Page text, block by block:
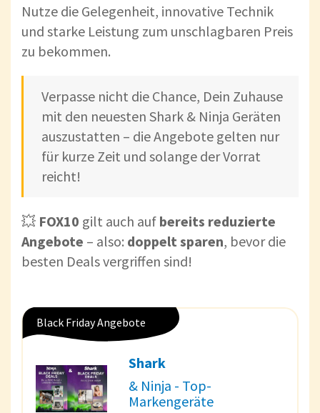
Nutze die Gelegenheit, innovative Technik
und starke Leistung zum unschlagbaren Preis
zu bekommen.
Verpasse nicht die Chance, Dein Zuhause
mit den neuesten Shark & Ninja Geräten
auszustatten – die Angebote gelten nur
für kurze Zeit und solange der Vorrat
reicht!
💥 FOX10 gilt auch auf bereits reduzierte
Angebote – also: doppelt sparen, bevor die
besten Deals vergriffen sind!
Black Friday Angebote
Shark
& Ninja - Top-
Markengeräte